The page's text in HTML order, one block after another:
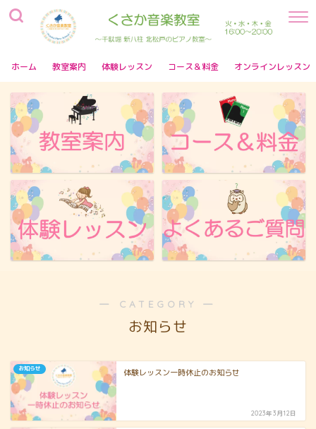
ホーム 教室案内 体験レッスン コース＆料金 オンラインレッスン
― CATEGORY ―
お知らせ
お知らせ 体験レッスン一時休止のお知らせ
2023年3月12日